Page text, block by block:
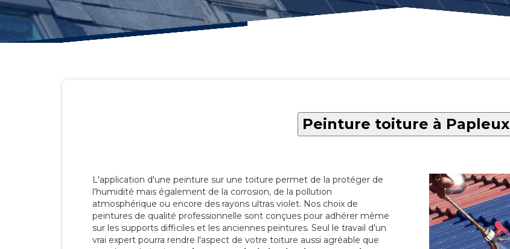
Peinture toiture à Papleux
L'application d'une peinture sur une toiture permet de la protéger de
l'humidité mais également de la corrosion, de la pollution
atmosphérique ou encore des rayons ultras violet. Nos choix de
peintures de qualité professionnelle sont conçues pour adhérer même
sur les supports difficiles et les anciennes peintures. Seul le travail d'un
vrai expert pourra rendre l'aspect de votre toiture aussi agréable que